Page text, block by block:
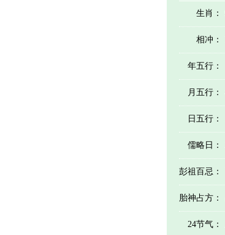
生肖：
相冲：
年五行：
月五行：
日五行：
儒略日：
彭祖百忌：
胎神占方：
24节气：